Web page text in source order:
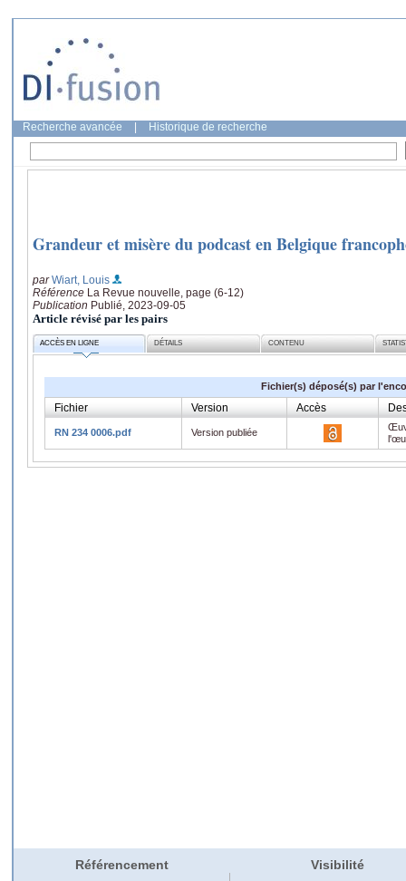
Recherche avancée Historique de recherche
Grandeur et misère du podcast en Belgique
parWiart, Louis
Référence La Revue nouvelle, page (6-12)
Publication Publié, 2023-09-05
Article révisé par les pairs
ACCÈS EN LIGNE DÉTAILS CONTENU
Fichier(s) déposé(s) par
Fichier Version Accès
RN 234 0006.pdf Version publiée
Référencement Visibilité